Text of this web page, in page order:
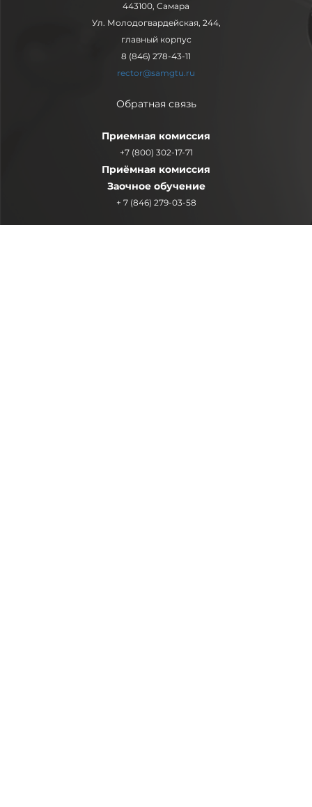
443100, Самара
Ул. Молодогвардейская, 244,
главный корпус
8 (846) 278-43-11
rector@samgtu.ru
Обратная связь
Приемная комиссия
+7 (800) 302-17-71
Приёмная комиссия
Заочное обучение
+ 7 (846) 279-03-58